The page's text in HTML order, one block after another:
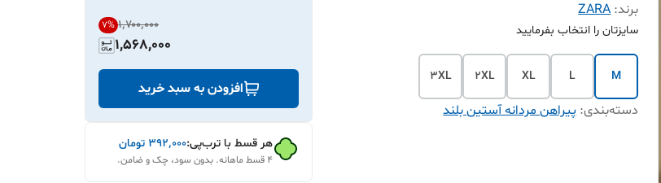
برند: ZARA
سایزتان را انتخاب بفرمایید
M
L
XL
2XL
3XL
دسته‌بندی:پیراهن مردانه آستین بلند
۱٬۷۰۰٬۰۰۰ 7%
1,568,000
افزودن به سبد خرید
هر قسط با ترب‌پی:۳۹۲٬۰۰۰ تومان
۴ قسط ماهانه. بدون سود، چک و ضامن.